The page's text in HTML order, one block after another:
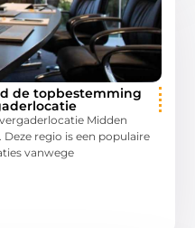
de topbestemming
Midden
regio is een populaire
vanwege